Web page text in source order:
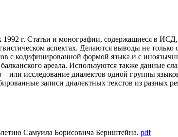
г. Статьи и монографии, содержащиеся в
аспектах. Делаются выводы не
с кодифицированной формой языка и с
ареала. Используются также данные
исследование диалектов одной группы
записи диалектных текстов из разных
Самуила Борисовича Бернштейна. pdf